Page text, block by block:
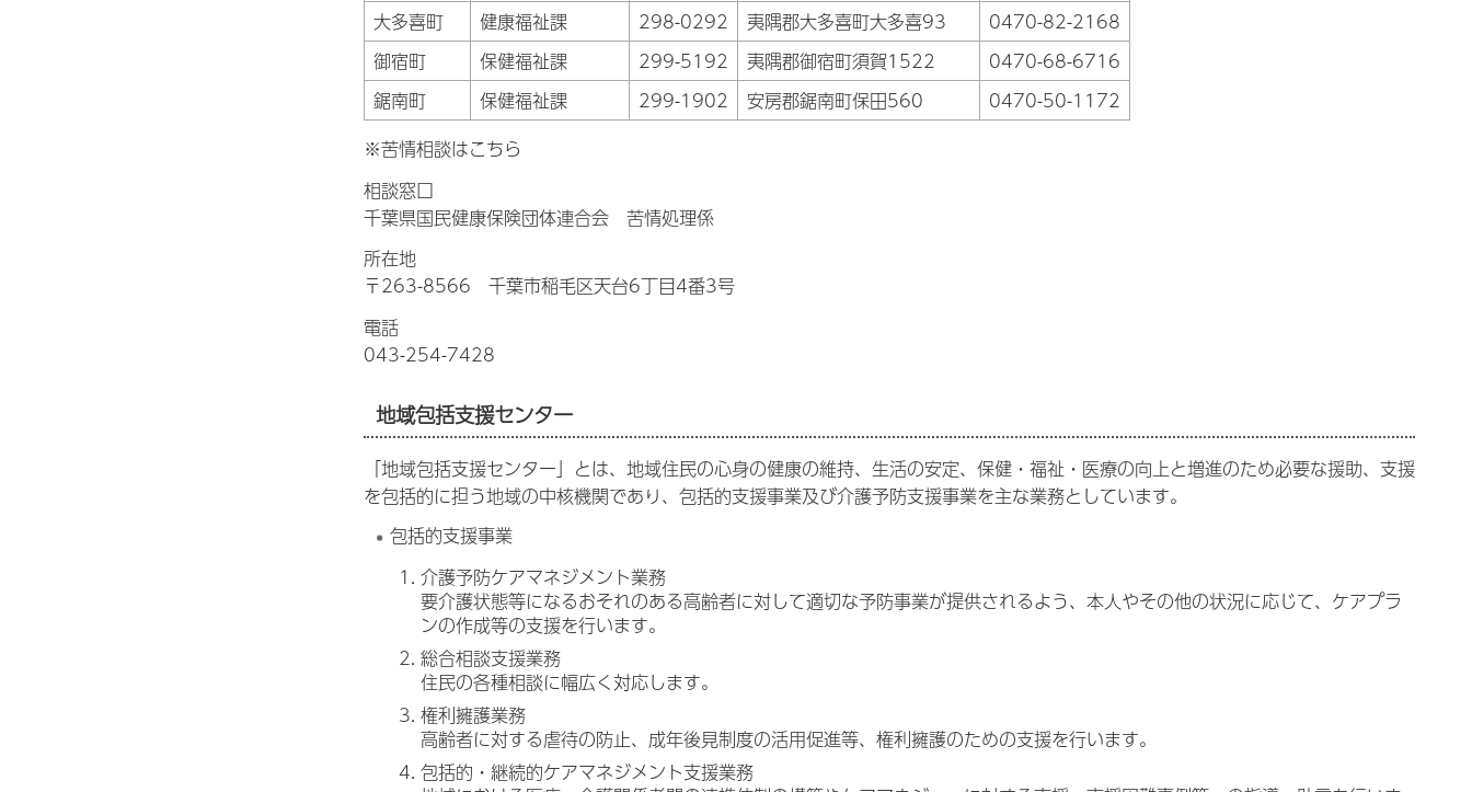
大多喜町
健康福祉課 298-0292 夷隅郡大多喜町大多喜93
0470-82-2168
御宿町
保健福祉課 299-5192 夷隅郡御宿町須賀1522
0470-68-6716
鋸南町
保健福祉課 299-1902 安房郡鋸南町保田560
0470-50-1172
※苦情相談はこちら
相談窓口
千葉県国民健康保険団体連合会 苦情処理係
所在地
〒263-8566 千葉市稲毛区天台6丁目4番3号
電話
043-254-7428
地域包括支援センター
「地域包括支援センター」とは、地域住民の心身の健康の維持、生活の安定、保健・福祉・医療の向上と増進のため必要な援助、支援
を包括的に担う地域の中核機関であり、包括的支援事業及び介護予防支援事業を主な業務としています。
包括的支援事業
介護予防ケアマネジメント業務
要介護状態等になるおそれのある高齢者に対して適切な予防事業が提供されるよう、本人やその他の状況に応じて、ケアプラ
ンの作成等の支援を行います。
総合相談支援業務
住民の各種相談に幅広く対応します。
権利擁護業務
高齢者に対する虐待の防止、成年後見制度の活用促進等、権利擁護のための支援を行います。
包括的・継続的ケアマネジメント支援業務